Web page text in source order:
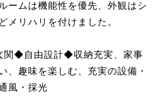
ームは機能性を優先、外観はシ
メリハリを付けました。
◆自由設計◆収納充実、家事
、趣味を楽しむ、充実の設備・
風・採光